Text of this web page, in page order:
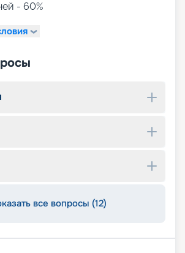
- 60%
все вопросы (12)